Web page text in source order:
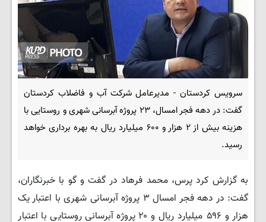
سرویس کردستان - مدیرعامل شرکت آب و فاضلاب کردستان
گفت: در دهه فجر امسال، ۲۳ پروژه آبرسانی شهری و روستایی با
هزینه بیش از ۲ هزار و ۶۰۰ میلیارد ریال به بهره برداری خواهد
رسید.
به گزارش کرد پرس، محمد فرهاد در گفت و گو با خبرنگاران،
گفت: در دهه فجر امسال ۳ پروژه آبرسانی شهری با اعتبار یک
هزار و ۵۹۶ میلیارد ریال و ۲۰ پروژه آبرسانی روستایی با اعتبار